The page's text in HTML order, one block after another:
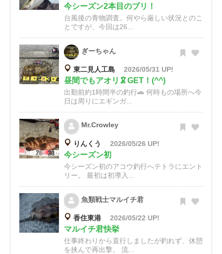
今シーズン2本目のブリ！
台風後の青物調査。何やら厳しい状況とのこ
とですが、今回は26...
ぎーちゃん
東二見人工島 2026/05/31 UP!
昼間でもアオリ🦑GET！(^^)
出勤前約1時間半の釣行🚗 何時もの場所へ今
日は周りにエギンガ...
Mr.Crowley
りんくう 2026/05/26 UP!
今シーズン初
今シーズン初のアコウ釣行へテトラにエント
リー。 最初は初導入...
魚類戦士マルイチ君
香住東港 2026/05/22 UP!
マルイチ君快挙
仕事終わりから直行しましたが釣れず、休憩
を挟んで再出撃。 流...